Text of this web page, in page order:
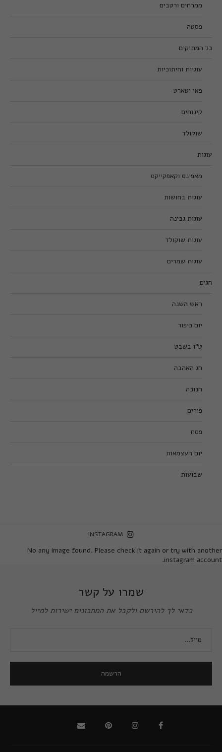
ממרחים ורטבים
פסטה
כל המתוקים
עוגיות וחיתוכיות
פאי וטארט
קינוחים
שוקולד
עוגות
מאפינס וקאפקייקס
עוגות בחושות
עוגות גבינה
עוגות שוקולד
עוגות שמרים
חגים
ראש השנה
יום כיפור
ט”ו בשבט
חג האהבה
חנוכה
פורים
פסח
יום העצמאות
שבועות
INSTAGRAM
No any image found. Please check it again or try with another
instagram account.
שמרו על קשר
כדאי לך להירשם ולקבל את המתכונים ישירות למייל